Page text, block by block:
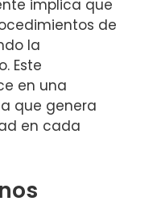
implica que
de
la
Este
en una
que genera
en cada